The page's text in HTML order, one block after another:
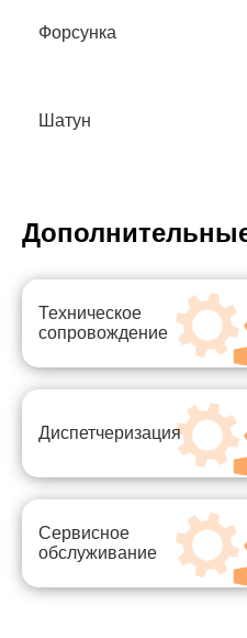
Форсунка
Шатун
Техническое
сопровождение
Диспетчеризация
Сервисное
обслуживание